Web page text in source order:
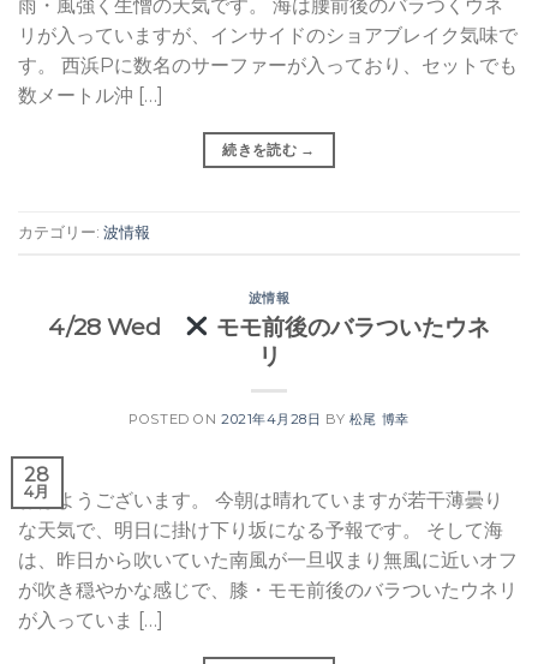
雨・風強く生憎の天気です。 海は腰前後のバラつくウネ
リが入っていますが、インサイドのショアブレイク気味で
す。 西浜Pに数名のサーファーが入っており、セットでも
数メートル沖 […]
続きを読む →
カテゴリー: 波情報
波情報
4/28 Wed
モモ前後のバラついたウネ
リ
POSTED ON 2021年4月28日 BY 松尾 博幸
28
4月
おはようございます。 今朝は晴れていますが若干薄曇り
な天気で、明日に掛け下り坂になる予報です。 そして海
は、昨日から吹いていた南風が一旦収まり無風に近いオフ
が吹き穏やかな感じで、膝・モモ前後のバラついたウネリ
が入っていま […]